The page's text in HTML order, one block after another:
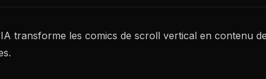
IA transforme les comics de scroll vertical en contenu